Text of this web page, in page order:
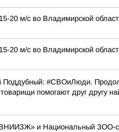
20 м/с во Владимирской
20 м/с во Владимирской
Поддубный: #СВОиЛюди.
помогают друг другу
и Национальный ЗОО-